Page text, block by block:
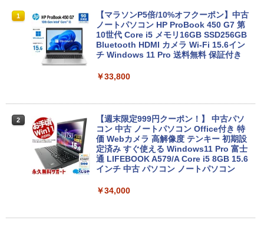
1
【マラソンP5倍/10%オフクーポン】中古
ノートパソコン HP ProBook 450 G7 第
10世代 Core i5 メモリ16GB SSD256GB
Bluetooth HDMI カメラ Wi-Fi 15.6イン
チ Windows 11 Pro 送料無料 保証付き
￥33,800
2
【週末限定999円クーポン！】 中古パソ
コン 中古 ノートパソコン Office付き 特
価 Webカメラ 高解像度 テンキー 初期設
定済み すぐ使える Windows11 Pro 富士
通 LIFEBOOK A579/A Core i5 8GB 15.6
インチ 中古 パソコン ノートパソコン
￥34,000